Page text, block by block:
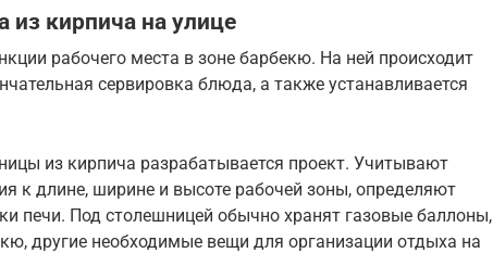
из кирпича на улице
рабочего места в зоне барбекю. На ней происходит
сервировка блюда, а также устанавливается
из кирпича разрабатывается проект. Учитывают
к длине, ширине и высоте рабочей зоны, определяют
печи. Под столешницей обычно хранят газовые баллоны,
другие необходимые вещи для организации отдыха на